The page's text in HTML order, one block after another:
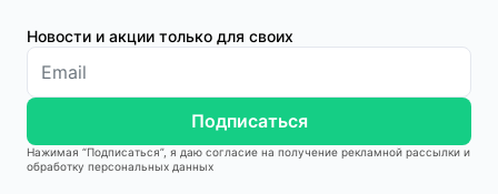
Новости и акции только для своих
Подписаться
Нажимая “Подписаться”, я даю согласие на получение рекламной рассылки и
обработку персональных данных